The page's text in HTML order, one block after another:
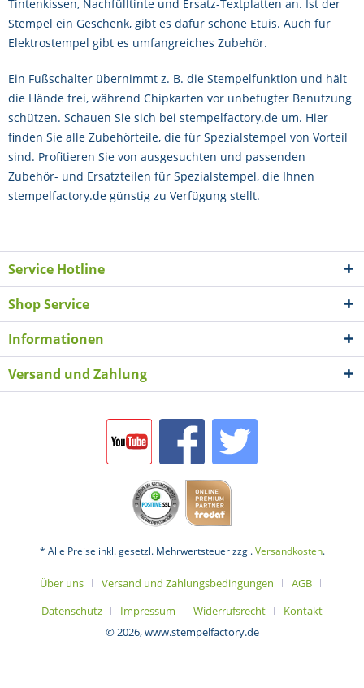
Tintenkissen, Nachfülltinte und Ersatz-Textplatten an. Ist der
Stempel ein Geschenk, gibt es dafür schöne Etuis. Auch für
Elektrostempel gibt es umfangreiches Zubehör.
Ein Fußschalter übernimmt z. B. die Stempelfunktion und hält
die Hände frei, während Chipkarten vor unbefugter Benutzung
schützen. Schauen Sie sich bei stempelfactory.de um. Hier
finden Sie alle Zubehörteile, die für Spezialstempel von Vorteil
sind. Profitieren Sie von ausgesuchten und passenden
Zubehör- und Ersatzteilen für Spezialstempel, die Ihnen
stempelfactory.de günstig zu Verfügung stellt.
Service Hotline
Shop Service
Informationen
Versand und Zahlung
* Alle Preise inkl. gesetzl. Mehrwertsteuer zzgl.Versandkosten.
Über uns Versand und Zahlungsbedingungen
AGB
Datenschutz
Impressum Widerrufsrecht
Kontakt
© 2026, www.stempelfactory.de